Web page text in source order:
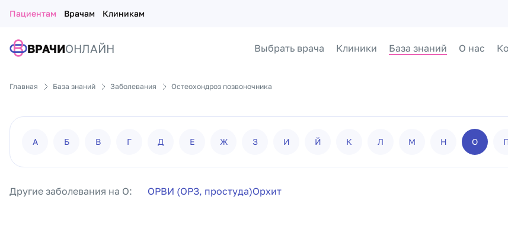
Пациентам Врачам Клиникам
ВРАЧИОНЛАЙН Выбрать врача Клиники База знаний О нас
Главная База знаний Заболевания Остеохондроз позвоночника
А Б В Г Д Е Ж З И Й К Л М Н О П
Другие заболевания на О: ОРВИ (ОРЗ, простуда)Орхит